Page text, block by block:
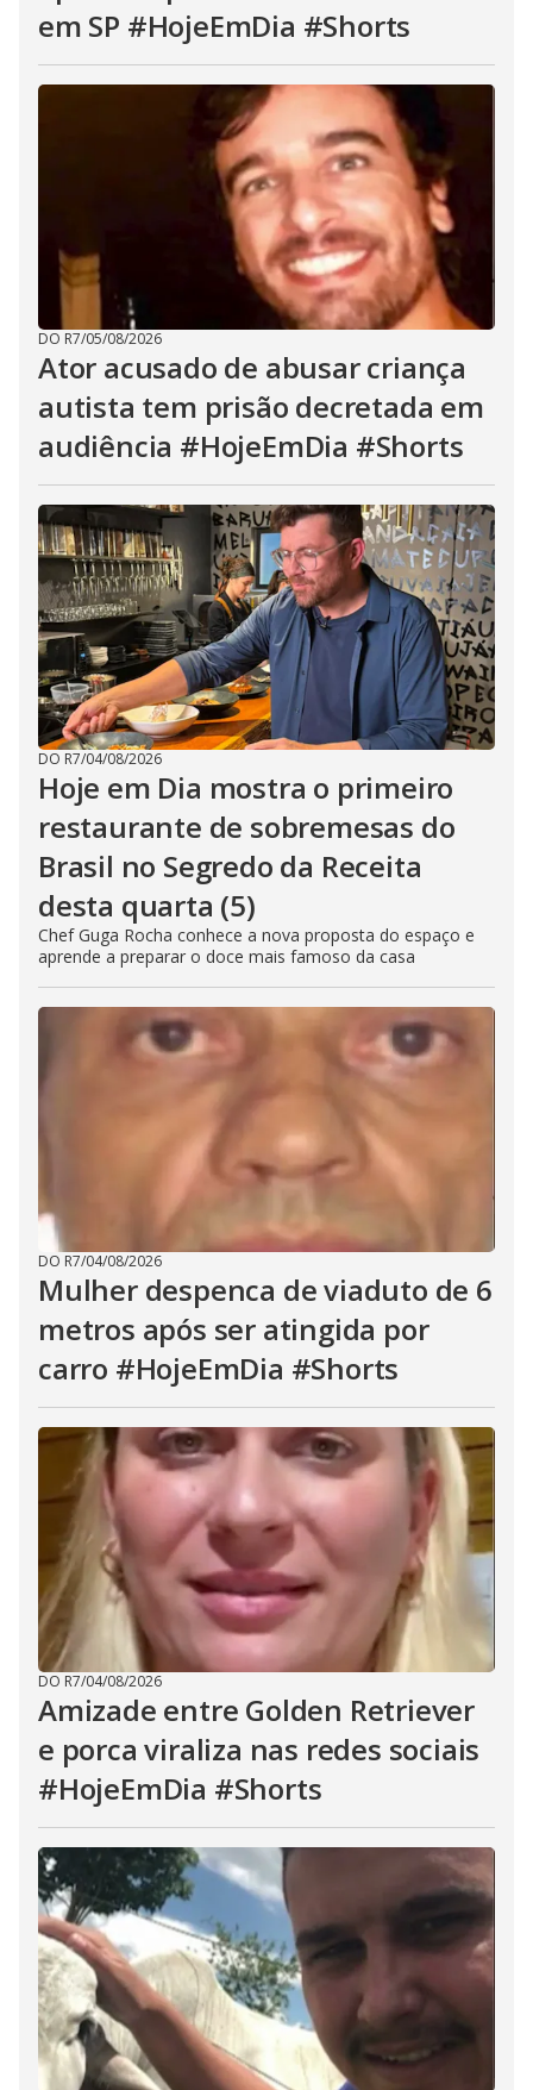
em SP #HojeEmDia #Shorts
DO R7/05/08/2026
Ator acusado de abusar criança
autista tem prisão decretada em
audiência #HojeEmDia #Shorts
DO R7/04/08/2026
Hoje em Dia mostra o primeiro
restaurante de sobremesas do
Brasil no Segredo da Receita
desta quarta (5)
Chef Guga Rocha conhece a nova proposta do espaço e
aprende a preparar o doce mais famoso da casa
DO R7/04/08/2026
Mulher despenca de viaduto de 6
metros após ser atingida por
carro #HojeEmDia #Shorts
DO R7/04/08/2026
Amizade entre Golden Retriever
e porca viraliza nas redes sociais
#HojeEmDia #Shorts